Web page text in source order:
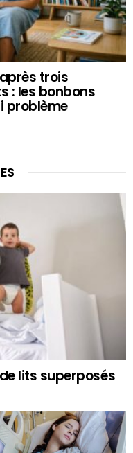
trois
: les bonbons
problème
lits superposés